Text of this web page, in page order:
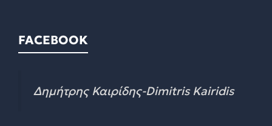
FACEBOOK
Δημήτρης Καιρίδης-Dimitris Kairidis